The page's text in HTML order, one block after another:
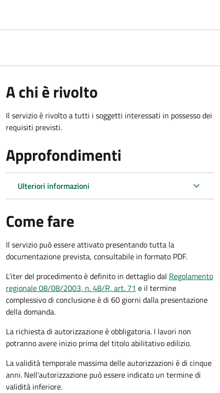
A chi è rivolto
Il servizio è rivolto a tutti i soggetti interessati in possesso dei
requisiti previsti.
Approfondimenti
Ulteriori informazioni
Come fare
Il servizio può essere attivato presentando tutta la
documentazione prevista, consultabile in formato PDF.
L'iter del procedimento è definito in dettaglio dal Regolamento
regionale 08/08/2003, n. 48/R, art. 71 e il termine
complessivo di conclusione è di 60 giorni dalla presentazione
della domanda.
La richiesta di autorizzazione è obbligatoria. I lavori non
potranno avere inizio prima del titolo abilitativo edilizio.
La validità temporale massima delle autorizzazioni è di cinque
anni. Nell'autorizzazione può essere indicato un termine di
validità inferiore.